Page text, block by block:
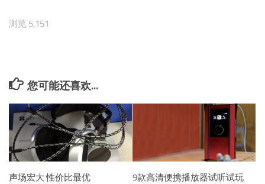
浏览 5,151
您可能还喜欢...
声场宏大 性价比最优
9款高清便携播放器试听试玩